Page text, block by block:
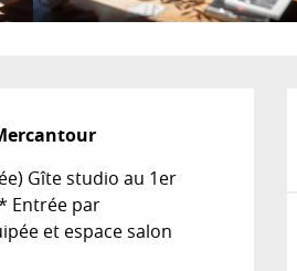
Gîte studio au 1er
Entrée par
et espace salon